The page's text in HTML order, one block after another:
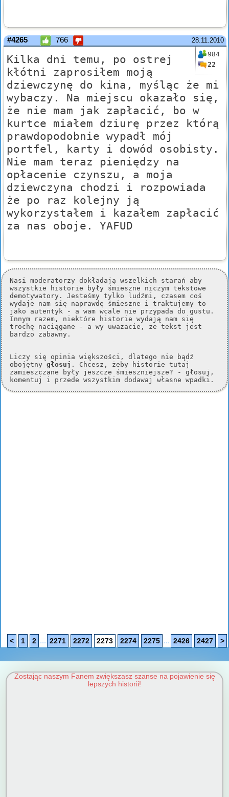
28.11.2010
#4265 766
984
22
Kilka dni temu, po ostrej
kłótni zaprosiłem moją
dziewczynę do kina, myśląc że mi
wybaczy. Na miejscu okazało się,
że nie mam jak zapłacić, bo w
kurtce miałem dziurę przez którą
prawdopodobnie wypadł mój
portfel, karty i dowód osobisty.
Nie mam teraz pieniędzy na
opłacenie czynszu, a moja
dziewczyna chodzi i rozpowiada
że po raz kolejny ją
wykorzystałem i kazałem zapłacić
za nas oboje. YAFUD
Nasi moderatorzy dokładają wszelkich starań aby
wszystkie historie były śmieszne niczym tekstowe
demotywatory. Jesteśmy tylko ludźmi, czasem coś
wydaje nam się naprawdę śmieszne i traktujemy to
jako autentyk - a wam wcale nie przypada do gustu.
Innym razem, niektóre historie wydają nam się
trochę naciągane - a wy uważacie, że tekst jest
bardzo zabawny.
Liczy się opinia większości, dlatego nie bądź
obojętny głosuj . Chcesz, żeby historie tutaj
zamieszczane były jeszcze śmieszniejsze? - głosuj,
komentuj i przede wszystkim dodawaj własne wpadki.
< 1 2 ... 2271 2272 2273 2274 2275 ... 2426 2427 >
Zostając naszym Fanem zwiększasz szanse na pojawienie się
lepszych historii!